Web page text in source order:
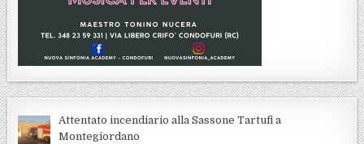
Attentato incendiario alla Sassone Tartufi a
Montegiordano